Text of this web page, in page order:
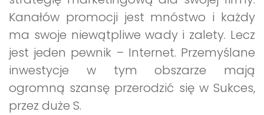
Kanałów promocji jest mnóstwo i każdy
ma swoje niewątpliwe wady i zalety. Lecz
jest jeden pewnik – Internet. Przemyślane
inwestycje w tym obszarze mają
ogromną szansę przerodzić się w Sukces,
przez duże S.